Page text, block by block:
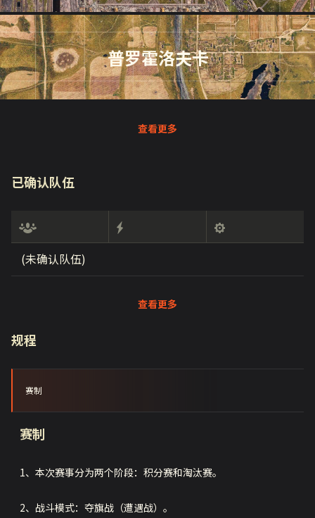
普罗霍洛夫卡
查看更多
已确认队伍
(未确认队伍)
查看更多
规程
赛制
赛制
1、本次赛事分为两个阶段：积分赛和淘汰赛。
2、战斗模式：夺旗战（遭遇战）。